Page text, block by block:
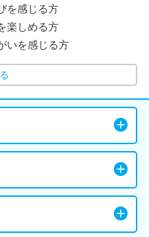
を感じる方
楽しめる方
いを感じる方